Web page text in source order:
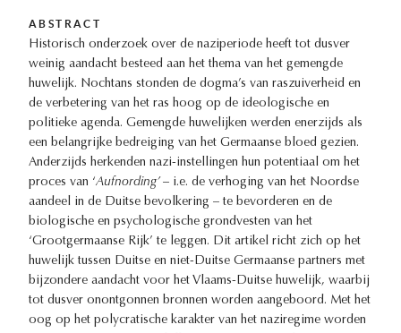
ABSTRACT
Historisch onderzoek over de naziperiode heeft tot dusver
weinig aandacht besteed aan het thema van het gemengde
huwelijk. Nochtans stonden de dogma’s van raszuiverheid en
de verbetering van het ras hoog op de ideologische en
politieke agenda. Gemengde huwelijken werden enerzijds als
een belangrijke bedreiging van het Germaanse bloed gezien.
Anderzijds herkenden nazi-instellingen hun potentiaal om het
proces van ‘Aufnording’ – i.e. de verhoging van het Noordse
aandeel in de Duitse bevolkering – te bevorderen en de
biologische en psychologische grondvesten van het
‘Grootgermaanse Rijk’ te leggen. Dit artikel richt zich op het
huwelijk tussen Duitse en niet-Duitse Germaanse partners met
bijzondere aandacht voor het Vlaams-Duitse huwelijk, waarbij
tot dusver onontgonnen bronnen worden aangeboord. Met het
oog op het polycratische karakter van het naziregime worden